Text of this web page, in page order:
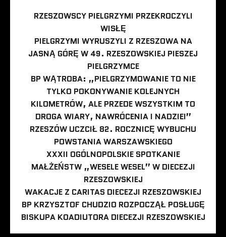
RZESZOWSCY PIELGRZYMI PRZEKROCZYLI
WISŁĘ
PIELGRZYMI WYRUSZYLI Z RZESZOWA NA
JASNĄ GÓRĘ W 49. RZESZOWSKIEJ PIESZEJ
PIELGRZYMCE
BP WĄTROBA: „PIELGRZYMOWANIE TO NIE
TYLKO POKONYWANIE KOLEJNYCH
KILOMETRÓW, ALE PRZEDE WSZYSTKIM TO
DROGA WIARY, NAWRÓCENIA I NADZIEI”
RZESZÓW UCZCIŁ 82. ROCZNICĘ WYBUCHU
POWSTANIA WARSZAWSKIEGO
XXXII OGÓLNOPOLSKIE SPOTKANIE
MAŁŻEŃSTW „WESELE WESEL” W DIECEZJI
RZESZOWSKIEJ
WAKACJE Z CARITAS DIECEZJI RZESZOWSKIEJ
BP KRZYSZTOF CHUDZIO ROZPOCZĄŁ POSŁUGĘ
BISKUPA KOADIUTORA DIECEZJI RZESZOWSKIEJ